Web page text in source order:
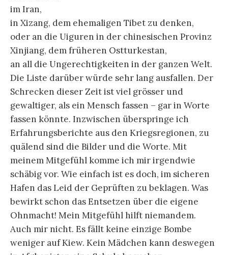
im Iran,
in Xizang, dem ehemaligen Tibet zu denken,
oder an die Uiguren in der chinesischen Provinz
Xinjiang, dem früheren Ostturkestan,
an all die Ungerechtigkeiten in der ganzen Welt.
Die Liste darüber würde sehr lang ausfallen. Der
Schrecken dieser Zeit ist viel grösser und
gewaltiger, als ein Mensch fassen – gar in Worte
fassen könnte. Inzwischen überspringe ich
Erfahrungsberichte aus den Kriegsregionen, zu
quälend sind die Bilder und die Worte. Mit
meinem Mitgefühl komme ich mir irgendwie
schäbig vor. Wie einfach ist es doch, im sicheren
Hafen das Leid der Geprüften zu beklagen. Was
bewirkt schon das Entsetzen über die eigene
Ohnmacht! Mein Mitgefühl hilft niemandem.
Auch mir nicht. Es fällt keine einzige Bombe
weniger auf Kiew. Kein Mädchen kann deswegen